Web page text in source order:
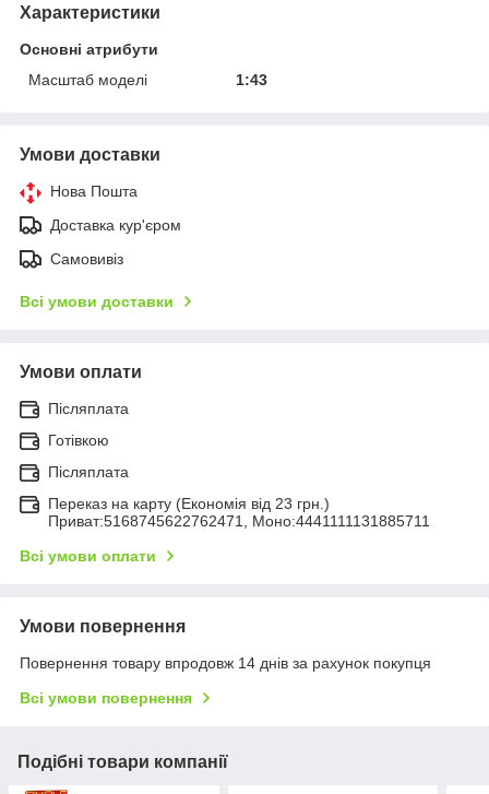
Характеристики
Основні атрибути
Масштаб моделі
1:43
Умови доставки
Нова Пошта
Доставка кур'єром
Самовивіз
Всі умови доставки
Умови оплати
Післяплата
Готівкою
Післяплата
Переказ на карту (Економія від 23 грн.)
Приват:5168745622762471, Моно:4441111131885711
Всі умови оплати
Умови повернення
Повернення товару впродовж 14 днів за рахунок покупця
Всі умови повернення
Подібні товари компанії